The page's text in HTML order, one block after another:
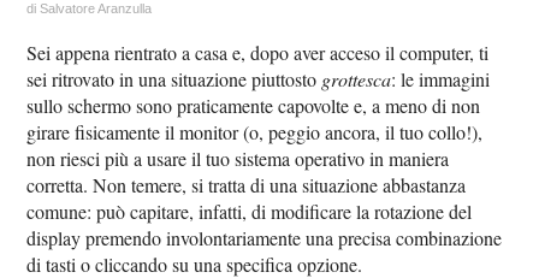
diSalvatore Aranzulla
Sei appena rientrato a casa e, dopo aver acceso il computer, ti
sei ritrovato in una situazione piuttosto grottesca: le immagini
sullo schermo sono praticamente capovolte e, a meno di non
girare fisicamente il monitor (o, peggio ancora, il tuo collo!),
non riesci più a usare il tuo sistema operativo in maniera
corretta. Non temere, si tratta di una situazione abbastanza
comune: può capitare, infatti, di modificare la rotazione del
display premendo involontariamente una precisa combinazione
di tasti o cliccando su una specifica opzione.